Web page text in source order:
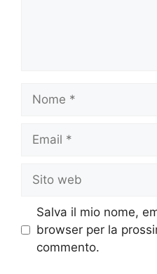
Nome
Email
Sito
web
Salva il mio nome,
browser per la
commento.